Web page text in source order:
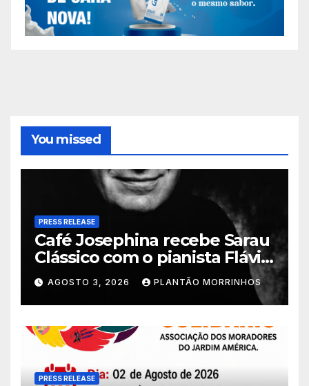
You missed
PRESS RELEASE
Café Josephina recebe Sarau
Clássico com o pianista Flávio
Varani nesta terça-feira
AGOSTO 3, 2026 PLANTÃO MORRINHOS
PRESS RELEASE